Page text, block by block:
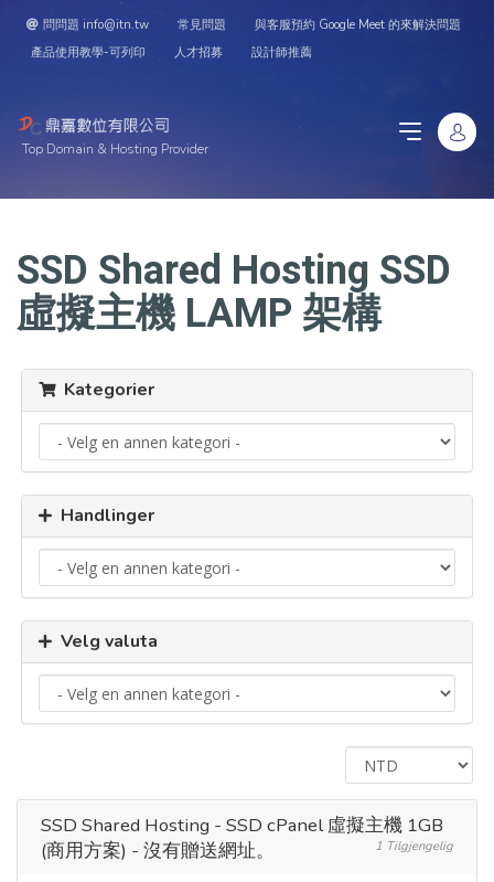
問問題 info@itn.tw 常見問題
與客服預約 Google Meet 的來解決問題
產品使用教學-可列印
人才招募 設計師推薦
Top Domain & Hosting Provider
SSD Shared Hosting SSD
虛擬主機 LAMP 架構
Kategorier
Handlinger
Velg valuta
SSD Shared Hosting - SSD cPanel 虛擬主機 1GB
(商用方案) - 沒有贈送網址。
1 Tilgjengelig